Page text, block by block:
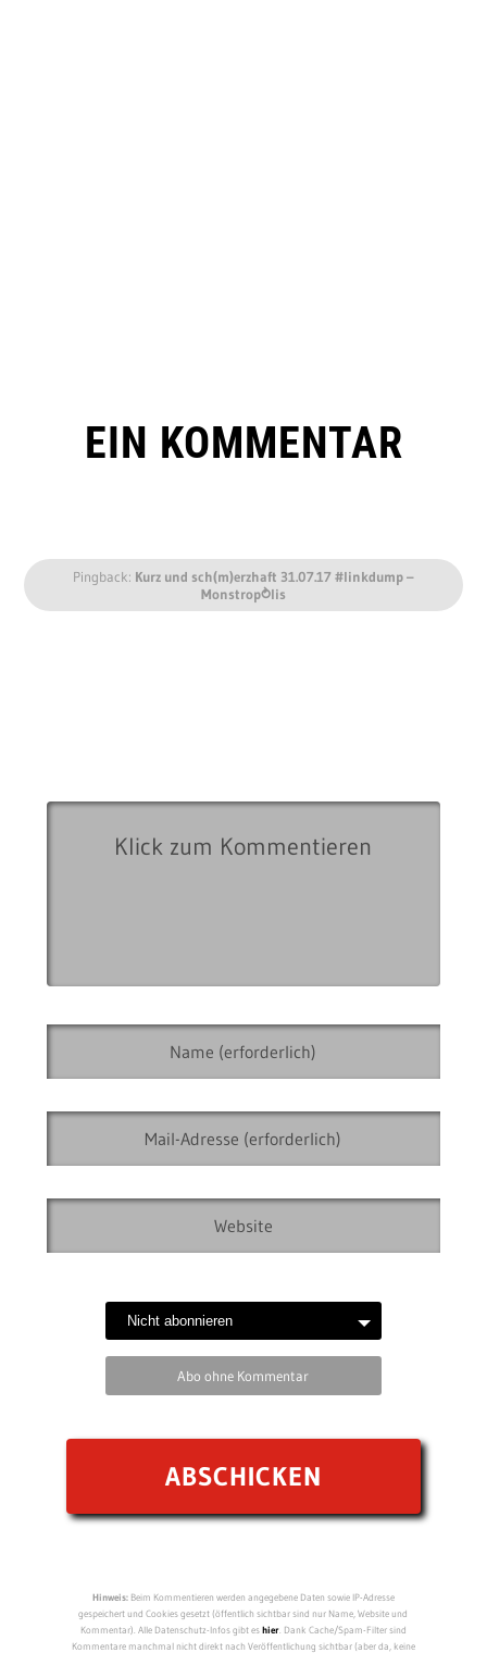
EIN KOMMENTAR
Pingback: Kurz und sch(m)erzhaft 31.07.17 #linkdump –
Monstrop⥁lis
Abo ohne Kommentar
Hinweis:Beim Kommentieren werden angegebene Daten sowie IP-Adresse
gespeichert und Cookies gesetzt (öffentlich sichtbar sind nur Name, Website und
Kommentar). Alle Datenschutz-Infos gibt eshier. Dank Cache/Spam-Filter sind
Kommentare manchmal nicht direkt nach Veröffentlichung sichtbar (aber da, keine